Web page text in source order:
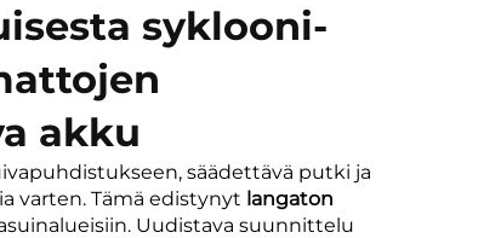
syklooni-
akku
säädettävä putki ja
varten. Tämä edistynyt langaton
Uudistava suunnittelu